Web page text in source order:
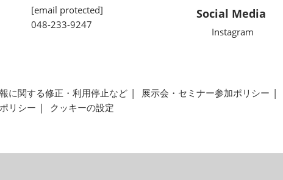
[email protected]
048-233-9247
Social Media
Instagram
に関する修正・利用停止など 展示会・セミナー参加ポリシー
リシー クッキーの設定